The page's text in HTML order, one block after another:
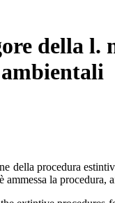
della l.
della procedura
la